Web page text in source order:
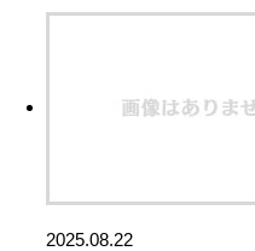
2025.08.22